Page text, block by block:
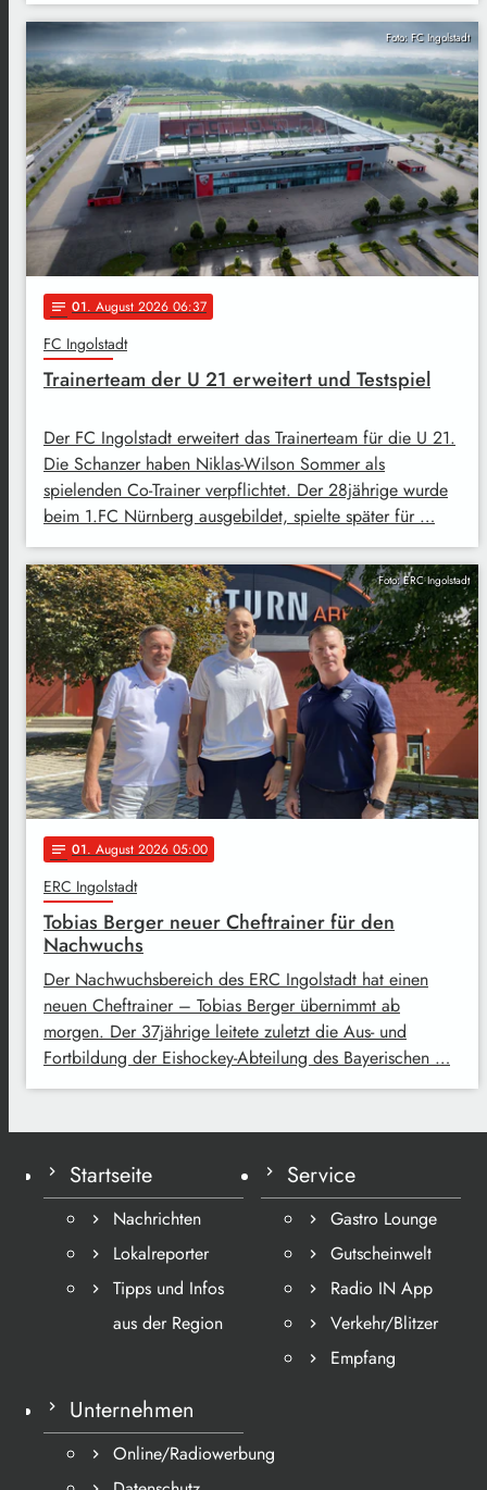
Foto: FC Ingolstadt
notes 01. August 2026 06:37
FC Ingolstadt
Trainerteam der U 21 erweitert und Testspiel
Der FC Ingolstadt erweitert das Trainerteam für die U 21.
Die Schanzer haben Niklas-Wilson Sommer als
spielenden Co-Trainer verpflichtet. Der 28jährige wurde
beim 1.FC Nürnberg ausgebildet, spielte später für …
Foto: ERC Ingolstadt
notes 01. August 2026 05:00
ERC Ingolstadt
Tobias Berger neuer Cheftrainer für den
Nachwuchs
Der Nachwuchsbereich des ERC Ingolstadt hat einen
neuen Cheftrainer – Tobias Berger übernimmt ab
morgen. Der 37jährige leitete zuletzt die Aus- und
Fortbildung der Eishockey-Abteilung des Bayerischen …
Startseite
Nachrichten
Lokalreporter
Tipps und Infos
aus der Region
Service
Gastro Lounge
Gutscheinwelt
Radio IN App
Verkehr/Blitzer
Empfang
Unternehmen
Online/Radiowerbung